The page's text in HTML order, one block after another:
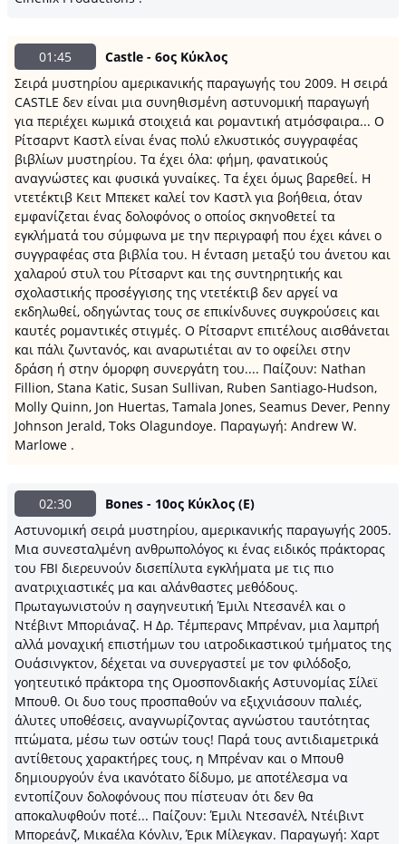
01:45
Castle - 6ος Κύκλος
Σειρά μυστηρίου αμερικανικής παραγωγής του 2009. Η σειρά
CASTLE δεν είναι μια συνηθισμένη αστυνομική παραγωγή
για περιέχει κωμικά στοιχειά και ρομαντική ατμόσφαιρα... Ο
Ρίτσαρντ Καστλ είναι ένας πολύ ελκυστικός συγγραφέας
βιβλίων μυστηρίου. Τα έχει όλα: φήμη, φανατικούς
αναγνώστες και φυσικά γυναίκες. Τα έχει όμως βαρεθεί. Η
ντετέκτιβ Κειτ Μπεκετ καλεί τον Καστλ για βοήθεια, όταν
εμφανίζεται ένας δολοφόνος ο οποίος σκηνοθετεί τα
εγκλήματά του σύμφωνα με την περιγραφή που έχει κάνει ο
συγγραφέας στα βιβλία του. Η ένταση μεταξύ του άνετου και
χαλαρού στυλ του Ρίτσαρντ και της συντηρητικής και
σχολαστικής προσέγγισης της ντετέκτιβ δεν αργεί να
εκδηλωθεί, οδηγώντας τους σε επικίνδυνες συγκρούσεις και
καυτές ρομαντικές στιγμές. Ο Ρίτσαρντ επιτέλους αισθάνεται
και πάλι ζωντανός, και αναρωτιέται αν το οφείλει στην
δράση ή στην όμορφη συνεργάτη του.... Παίζουν: Nathan
Fillion, Stana Katic, Susan Sullivan, Ruben Santiago-Hudson,
Molly Quinn, Jon Huertas, Tamala Jones, Seamus Dever, Penny
Johnson Jerald, Toks Olagundoye. Παραγωγή: Andrew W.
Marlowe .
02:30
Bones - 10ος Κύκλος (Ε)
Αστυνομική σειρά μυστηρίου, αμερικανικής παραγωγής 2005.
Μια συνεσταλμένη ανθρωπολόγος κι ένας ειδικός πράκτορας
του FBI διερευνούν δισεπίλυτα εγκλήματα με τις πιο
ανατριχιαστικές μα και αλάνθαστες μεθόδους.
Πρωταγωνιστούν η σαγηνευτική Έμιλι Ντεσανέλ και o
Ντέβιντ Μποριάναζ. Η Δρ. Τέμπερανς Μπρέναν, μια λαμπρή
αλλά μοναχική επιστήμων του ιατροδικαστικού τμήματος της
Ουάσινγκτον, δέχεται να συνεργαστεί με τον φιλόδοξο,
γοητευτικό πράκτορα της Ομοσπονδιακής Αστυνομίας Σίλεϊ
Μπουθ. Οι δυο τους προσπαθούν να εξιχνιάσουν παλιές,
άλυτες υποθέσεις, αναγνωρίζοντας αγνώστου ταυτότητας
πτώματα, μέσω των οστών τους! Παρά τους αντιδιαμετρικά
αντίθετους χαρακτήρες τους, η Μπρέναν και ο Μπουθ
δημιουργούν ένα ικανότατο δίδυμο, με αποτέλεσμα να
εντοπίζουν δολοφόνους που πίστευαν ότι δεν θα
αποκαλυφθούν ποτέ... Παίζουν: Έμιλι Ντεσανέλ, Ντέιβιντ
Μπορεάνζ, Μικαέλα Κόνλιν, Έρικ Μίλεγκαν. Παραγωγή: Χαρτ